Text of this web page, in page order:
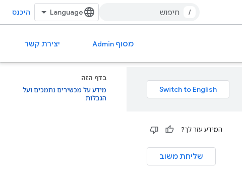
/ היכנס
מסוף Admin יצירת קשר
בדף הזה
מידע על מכשירים נתמכים ועל
הגבלות
המידע עזר לך?
שליחת משוב